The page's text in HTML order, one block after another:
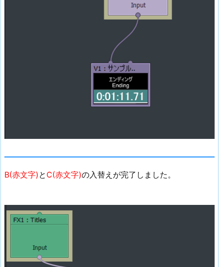
B(赤文字) と C(赤文字)の入替えが完了しました。